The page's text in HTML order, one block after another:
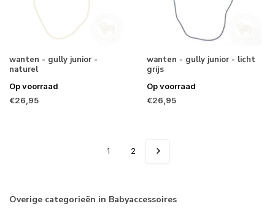
wanten - gully junior -
naturel
Op voorraad
€26,95
wanten - gully junior - licht
grijs
Op voorraad
€26,95
1 2
Overige categorieën in Babyaccessoires